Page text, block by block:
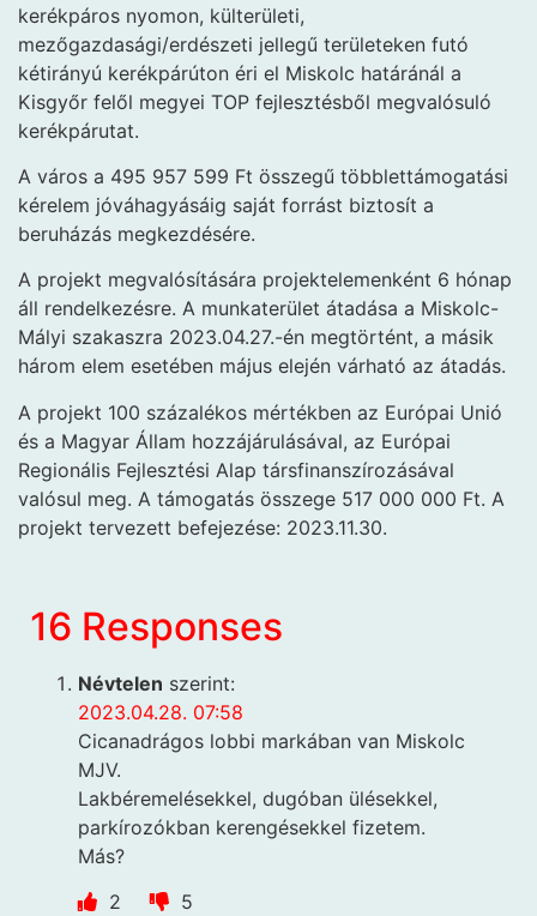
kerékpáros nyomon, külterületi,
mezőgazdasági/erdészeti jellegű területeken futó
kétirányú kerékpárúton éri el Miskolc határánál a
Kisgyőr felől megyei TOP fejlesztésből megvalósuló
kerékpárutat.
A város a 495 957 599 Ft összegű többlettámogatási
kérelem jóváhagyásáig saját forrást biztosít a
beruházás megkezdésére.
A projekt megvalósítására projektelemenként 6 hónap
áll rendelkezésre. A munkaterület átadása a Miskolc-
Mályi szakaszra 2023.04.27.-én megtörtént, a másik
három elem esetében május elején várható az átadás.
A projekt 100 százalékos mértékben az Európai Unió
és a Magyar Állam hozzájárulásával, az Európai
Regionális Fejlesztési Alap társfinanszírozásával
valósul meg. A támogatás összege 517 000 000 Ft. A
projekt tervezett befejezése: 2023.11.30.
16 Responses
Névtelen szerint:
2023.04.28. 07:58
Cicanadrágos lobbi markában van Miskolc
MJV.
Lakbéremelésekkel, dugóban ülésekkel,
parkírozókban kerengésekkel fizetem.
Más?
2
5